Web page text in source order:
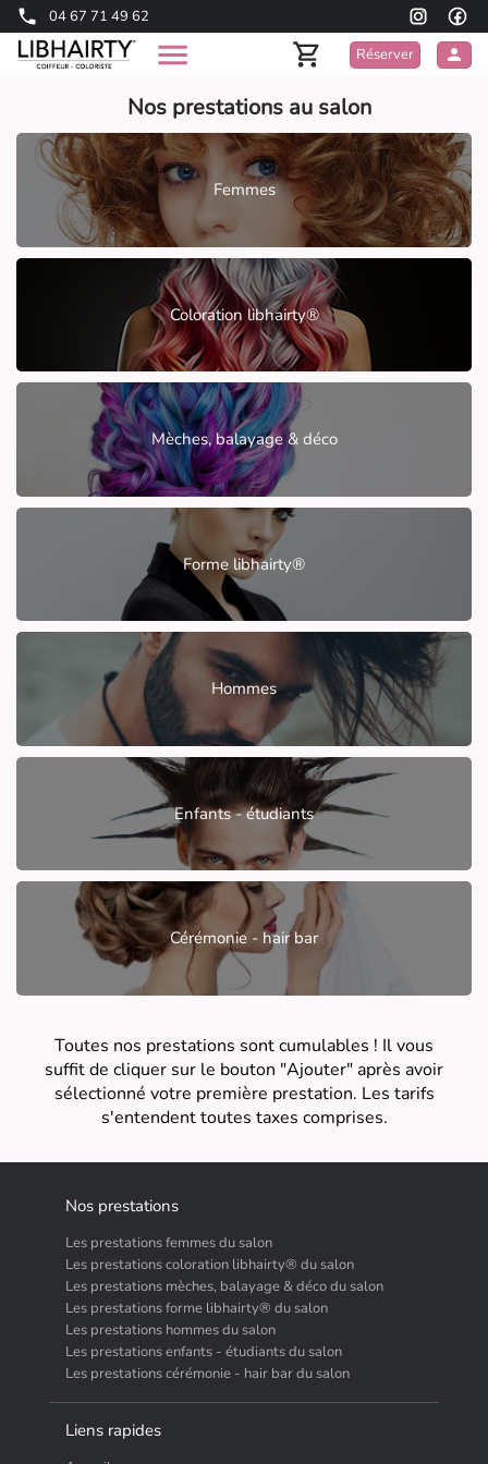
04 67 71 49 62
Réserver
Nos prestations au salon
Femmes
Coloration libhairty®
Mèches, balayage & déco
Forme libhairty®
Hommes
Enfants - étudiants
Cérémonie - hair bar
Toutes nos prestations sont cumulables ! Il vous
suffit de cliquer sur le bouton "Ajouter" après avoir
sélectionné votre première prestation. Les tarifs
s'entendent toutes taxes comprises.
Nos prestations
Les prestations femmes du salon
Les prestations coloration libhairty® du salon
Les prestations mèches, balayage & déco du salon
Les prestations forme libhairty® du salon
Les prestations hommes du salon
Les prestations enfants - étudiants du salon
Les prestations cérémonie - hair bar du salon
Liens rapides